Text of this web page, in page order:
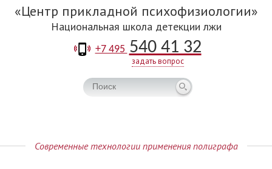
+7 495 540 41 32
задать вопрос
Центр прикладной психофизиологии
Национальная школа детекции лжи
Современные технологии применения полиграфа